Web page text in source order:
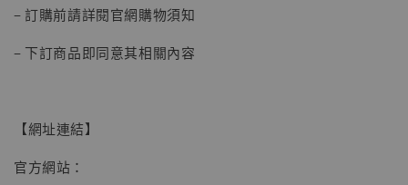
– 訂購前請詳閱官網購物須知
– 下訂商品即同意其相關內容
【網址連結】
官方網站：